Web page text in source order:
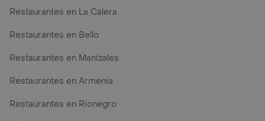
Restaurantes en La Calera
Restaurantes en Bello
Restaurantes en Manizales
Restaurantes en Armenia
Restaurantes en Rionegro